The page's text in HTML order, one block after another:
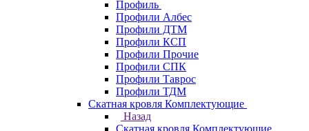
Профиль
Профили Албес
Профили ДТМ
Профили КСП
Профили Прочие
Профили СПК
Профили Таврос
Профили ТДМ
Скатная кровля Комплектующие
Назад
Скатная кровля Комплектующие